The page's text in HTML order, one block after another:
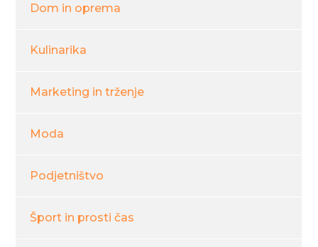
Dom in oprema
Kulinarika
Marketing in trženje
Moda
Podjetništvo
Šport in prosti čas